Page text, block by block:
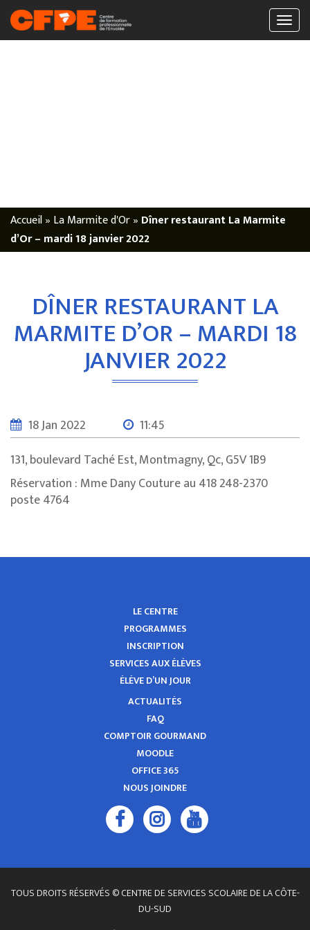
Accueil» La Marmite d'Or» Dîner restaurant La Marmite
d’Or – mardi 18 janvier 2022
DÎNER RESTAURANT LA
MARMITE D’OR – MARDI 18
JANVIER 2022
18 Jan 2022
11:45
131, boulevard Taché Est, Montmagny, Qc, G5V 1B9
Réservation : Mme Dany Couture au 418 248-2370
poste 4764
LE CENTRE
PROGRAMMES
INSCRIPTION
SERVICES AUX ÉLÈVES
ÉLÈVE D’UN JOUR
ACTUALITÉS
FAQ
COMPTOIR GOURMAND
MOODLE
OFFICE 365
NOUS JOINDRE
TOUS DROITS RÉSERVÉS © CENTRE DE SERVICES SCOLAIRE DE LA CÔTE-
DU-SUD